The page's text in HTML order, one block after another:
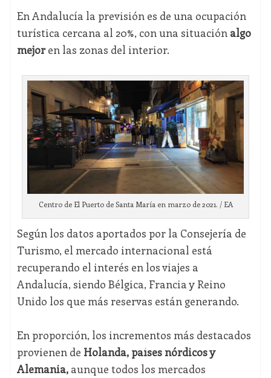
En Andalucía la previsión es de una ocupación
turística cercana al 20%, con una situación algo
mejoren las zonas del interior.
Centro de El Puerto de Santa María en marzo de 2021. / EA
Según los datos aportados por la Consejería de
Turismo, el mercado internacional está
recuperando el interés en los viajes a
Andalucía, siendo Bélgica, Francia y Reino
Unido los que más reservas están generando.
En proporción, los incrementos más destacados
provienen de Holanda, países nórdicos y
Alemania,aunque todos los mercados